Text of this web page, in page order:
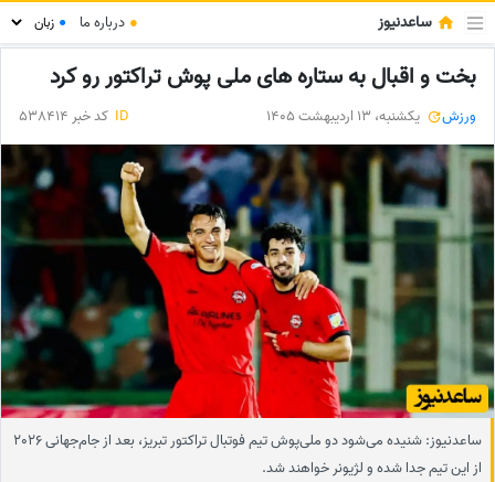
ساعدنیوز ● درباره ما ●
بخت و اقبال به ستاره های ملی پوش تراکتور رو کرد
ورزش یکشنبه، 13 اردیبهشت 1405 ID کد خبر 538414
ساعدنیوز: شنیده می‌شود دو ملی‌پوش تیم فوتبال تراکتور تبریز، بعد از جام‌جهانی 2026
از این تیم جدا شده و لژیونر خواهند شد.